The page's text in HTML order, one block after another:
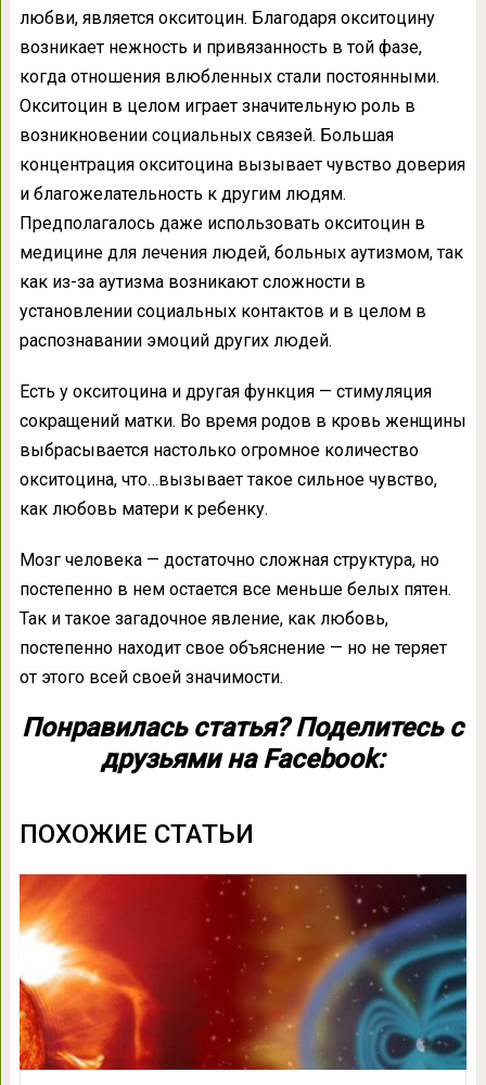
любви, является окситоцин. Благодаря окситоцину
возникает нежность и привязанность в той фазе,
когда отношения влюбленных стали постоянными.
Окситоцин в целом играет значительную роль в
возникновении социальных связей. Большая
концентрация окситоцина вызывает чувство доверия
и благожелательность к другим людям.
Предполагалось даже использовать окситоцин в
медицине для лечения людей, больных аутизмом, так
как из-за аутизма возникают сложности в
установлении социальных контактов и в целом в
распознавании эмоций других людей.
Есть у окситоцина и другая функция — стимуляция
сокращений матки. Во время родов в кровь женщины
выбрасывается настолько огромное количество
окситоцина, что…вызывает такое сильное чувство,
как любовь матери к ребенку.
Мозг человека — достаточно сложная структура, но
постепенно в нем остается все меньше белых пятен.
Так и такое загадочное явление, как любовь,
постепенно находит свое объяснение — но не теряет
от этого всей своей значимости.
Понравилась статья? Поделитесь с
друзьями на Facebook:
ПОХОЖИЕ СТАТЬИ